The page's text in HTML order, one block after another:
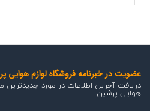
لوازم هوایی پرشین
مورد جدیدترین محصولات و خدمات فروشگاه